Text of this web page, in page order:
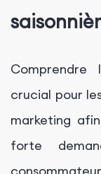
Comprendre
crucial pour
marketing
forte